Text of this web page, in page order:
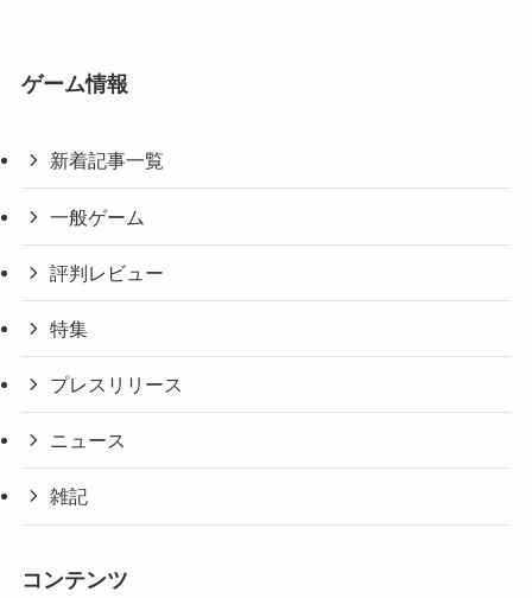
ゲーム情報
新着記事一覧
一般ゲーム
評判レビュー
特集
プレスリリース
ニュース
雑記
コンテンツ